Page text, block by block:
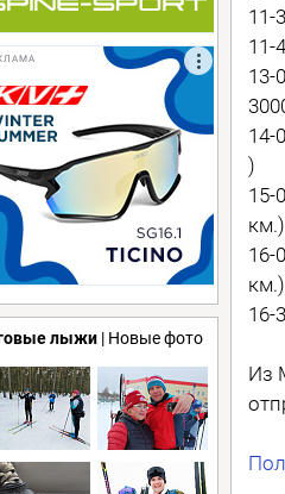
лыжи | Новые фото
11-
11-
13-
14-
)
15-
км.)
16-
км.)
16-
Из